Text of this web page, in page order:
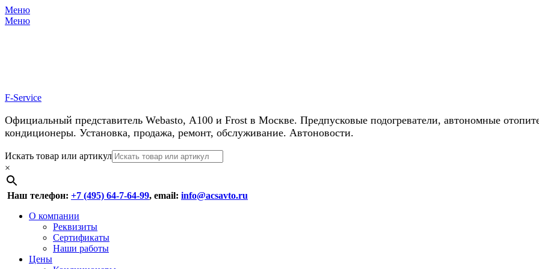
Меню
Меню
F-Service
Официальный представитель Webasto, А100 и Frost в Москве. Предпусковые подогреватели, автономные
кондиционеры. Установка, продажа, ремонт, обслуживание. Автоновости.
Header
Right
Menu
Перейти
к
содержимому
Искать товар или артикул
×
Наш телефон: +7 (495) 64-7-64-99, email: info@acsavto.ru
Основное
Перейти
содержимому
О компании
Реквизиты
Сертификаты
Наши работы
Цены